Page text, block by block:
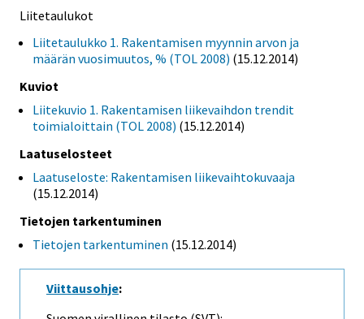
Liitetaulukot
Liitetaulukko 1. Rakentamisen myynnin arvon ja
määrän vuosimuutos, % (TOL 2008) (15.12.2014)
Kuviot
Liitekuvio 1. Rakentamisen liikevaihdon trendit
toimialoittain (TOL 2008) (15.12.2014)
Laatuselosteet
Laatuseloste: Rakentamisen liikevaihtokuvaaja
(15.12.2014)
Tietojen tarkentuminen
Tietojen tarkentuminen (15.12.2014)
Viittausohje: